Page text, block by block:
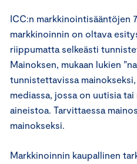
ICC:n markkinointisääntöjen
markkinoinnin on oltava
riippumatta selkeästi
Mainoksen, mukaan lukien
tunnistettavissa
mediassa, jossa on uutisia
aineistoa. Tarvittaessa
mainokseksi.
Markkinoinnin kaupallinen